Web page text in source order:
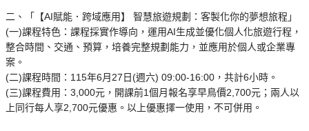
二、「【AI賦能．跨域應用】 智慧旅遊規劃：客製化你的夢想旅程」
(一)課程特色：課程採實作導向，運用AI生成並優化個人化旅遊行程，
整合時間、交通、預算，培養完整規劃能力，並應用於個人或企業專
案。
(二)課程時間：115年6月27日(週六) 09:00-16:00，共計6小時。
(三)課程費用：3,000元，開課前1個月報名享早鳥價2,700元；兩人以
上同行每人享2,700元優惠。以上優惠擇一使用，不可併用。